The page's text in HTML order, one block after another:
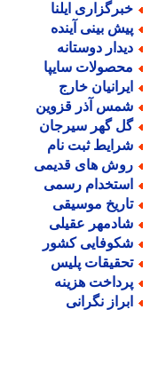
ایلنا
بینی آینده
دوستانه
سایپا
خارج
آذر قزوین
گهر سیرجان
ثبت نام
های قدیمی
رسمی
موسیقی
عقیلی
کشور
پلیس
هزینه
نگرانی